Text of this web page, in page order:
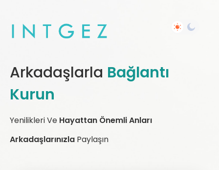
Arkadaşlarla Bağlantı
Kurun
Yenilikleri Ve Hayattan Önemli Anları
Arkadaşlarınızla Paylaşın